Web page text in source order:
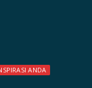
ANDA